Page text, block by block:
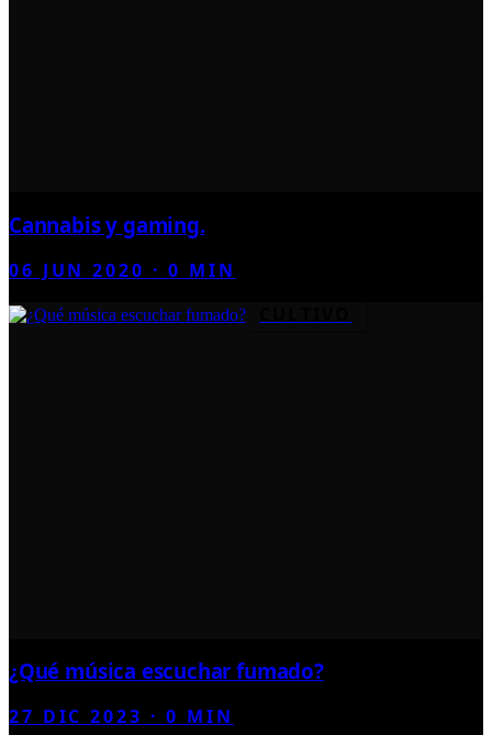
Cannabis y gaming.
06 JUN 2020 ·0 MIN
¿Qué música escuchar fumado?
27 DIC 2023 ·0 MIN